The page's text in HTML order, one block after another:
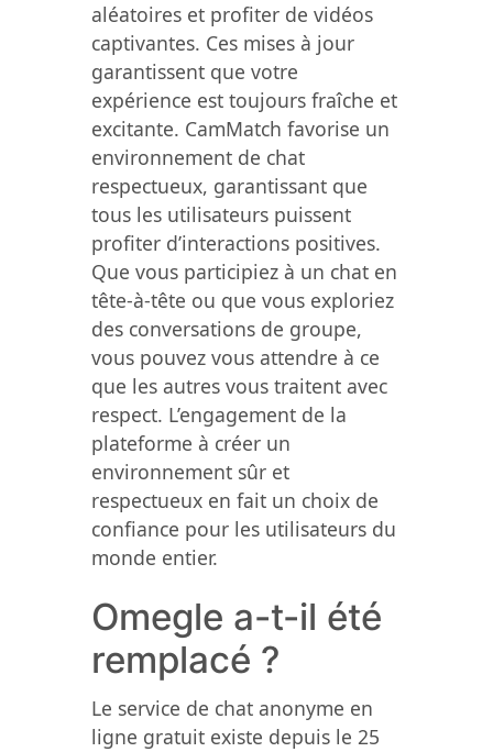
aléatoires et profiter de vidéos
captivantes. Ces mises à jour
garantissent que votre
expérience est toujours fraîche et
excitante. CamMatch favorise un
environnement de chat
respectueux, garantissant que
tous les utilisateurs puissent
profiter d’interactions positives.
Que vous participiez à un chat en
tête-à-tête ou que vous exploriez
des conversations de groupe,
vous pouvez vous attendre à ce
que les autres vous traitent avec
respect. L’engagement de la
plateforme à créer un
environnement sûr et
respectueux en fait un choix de
confiance pour les utilisateurs du
monde entier.
Omegle a-t-il été
remplacé ?
Le service de chat anonyme en
ligne gratuit existe depuis le 25